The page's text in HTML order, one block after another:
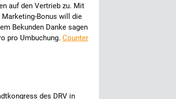
auf den Vertrieb zu. Mit
Bonus will die
Bekunden Danke sagen
pro Umbuchung. Counter
des DRV in